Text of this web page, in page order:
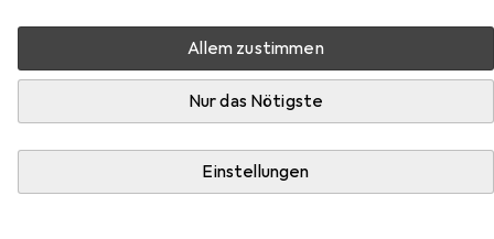
Allem zustimmen
Nur das Nötigste
Einstellungen
Portable Charger Power Bank aus den Kategorien USB
Kabel und Data + Video Adapter.
Beliebt USB Kabel Ugreen Data + Video Adapter